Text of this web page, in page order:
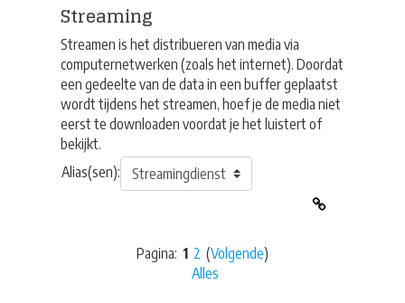
Streaming
Streamen is het distribueren van media via
computernetwerken (zoals het internet). Doordat
een gedeelte van de data in een buffer geplaatst
wordt tijdens het streamen, hoef je de media niet
eerst te downloaden voordat je het luistert of
bekijkt.
Alias(sen):
Pagina: 1 2 (Volgende)
Alles